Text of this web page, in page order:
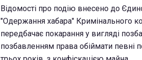
Відомості про подію внесено до
"Одержання хабара" Кримінального
передбачає покарання у вигляді
позбавленням права обіймати певні